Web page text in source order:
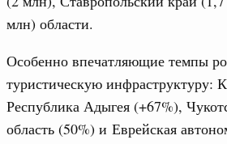
млн) области.
Особенно впечатляющие темпы
туристическую инфраструктуру:
Республика Адыгея (+67%),
область (50%) и Еврейская
и Михаил
физкультурника
инновации. Некоммерческие